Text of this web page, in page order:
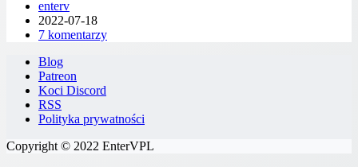
enterv
2022-07-18
7 komentarzy
Blog
Patreon
Koci Discord
RSS
Polityka prywatności
Copyright © 2022 EnterVPL